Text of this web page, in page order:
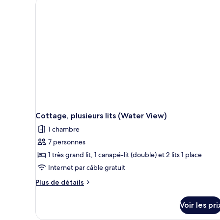
Cottage, plusieurs lits (Water View)
1 chambre
7 personnes
1 très grand lit, 1 canapé-lit (double) et 2 lits 1 place
Internet par câble gratuit
Plus de détails
Plus
le
Voir les